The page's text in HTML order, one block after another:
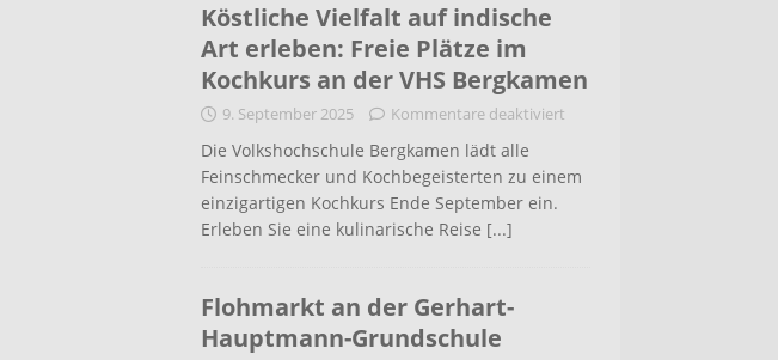
Köstliche Vielfalt auf indische
Art erleben: Freie Plätze im
Kochkurs an der VHS Bergkamen
9. September 2025 Kommentare deaktiviert
Die Volkshochschule Bergkamen lädt alle
Feinschmecker und Kochbegeisterten zu einem
einzigartigen Kochkurs Ende September ein.
Erleben Sie eine kulinarische Reise [...]
Flohmarkt an der Gerhart-
Hauptmann-Grundschule